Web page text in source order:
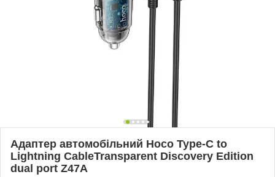
Адаптер автомобільний Hoco Type-C to
Lightning CableTransparent Discovery Edition
dual port Z47A